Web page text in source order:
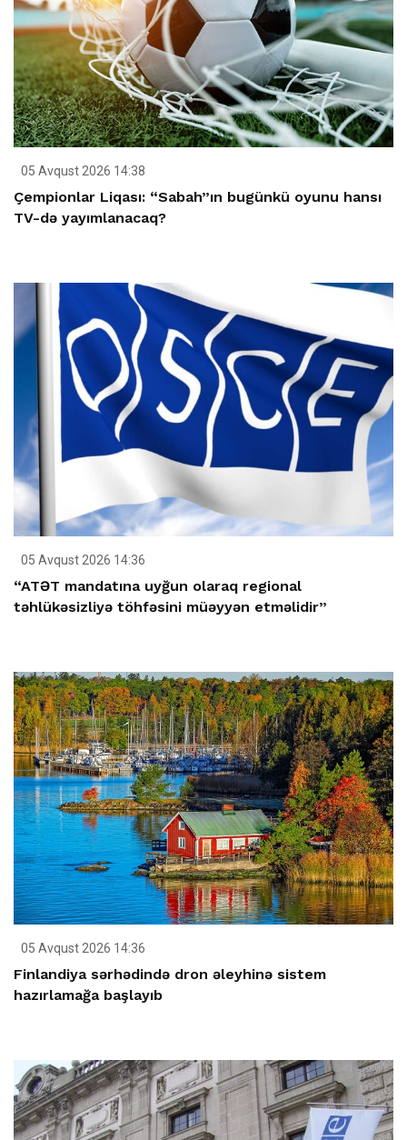
05 Avqust 2026 14:38
Çempionlar Liqası: “Sabah”ın bugünkü oyunu hansı
TV-də yayımlanacaq?
05 Avqust 2026 14:36
“ATƏT mandatına uyğun olaraq regional
təhlükəsizliyə töhfəsini müəyyən etməlidir”
05 Avqust 2026 14:36
Finlandiya sərhədində dron əleyhinə sistem
hazırlamağa başlayıb